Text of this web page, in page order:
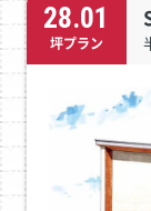
28.01
坪プラン